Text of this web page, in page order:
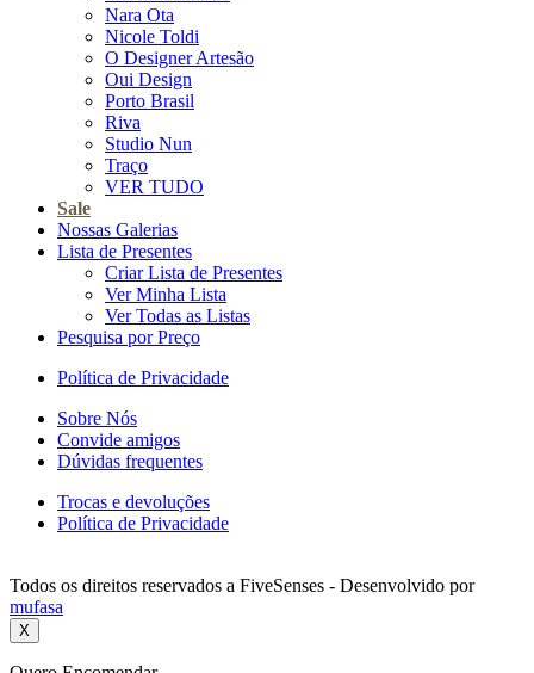
Nara Ota
Nicole Toldi
O Designer Artesão
Oui Design
Porto Brasil
Riva
Studio Nun
Traço
VER TUDO
Sale
Nossas Galerias
Lista de Presentes
Criar Lista de Presentes
Ver Minha Lista
Ver Todas as Listas
Pesquisa por Preço
Política de Privacidade
Sobre Nós
Convide amigos
Dúvidas frequentes
Trocas e devoluções
Política de Privacidade
Todos os direitos reservados a FiveSenses - Desenvolvido por
mufasa
X